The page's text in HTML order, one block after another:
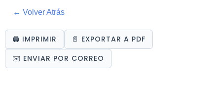
← Volver Atrás
🖨️ IMPRIMIR
📄 EXPORTAR A PDF
✉️ ENVIAR POR CORREO